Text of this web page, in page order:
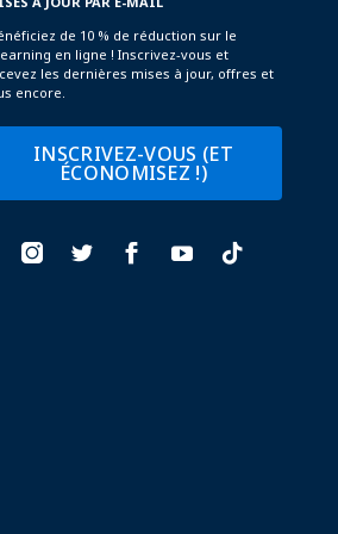
de 10 % de réduction sur le
en ligne ! Inscrivez-vous et
les dernières mises à jour, offres et
encore.
INSCRIVEZ-VOUS (ET
ÉCONOMISEZ !)